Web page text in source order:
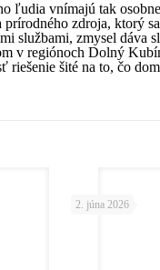
ľudia vnímajú tak
zdroja, ktorý
zmysel dáva
v regiónoch Dolný
šité na to, čo
2. júna 2026